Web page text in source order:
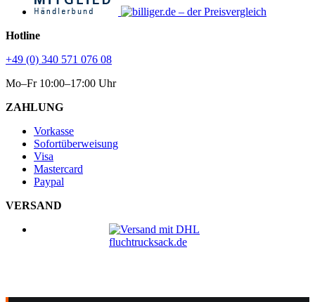
Hotline
+49 (0) 340 571 076 08
Mo–Fr 10:00–17:00 Uhr
ZAHLUNG
Vorkasse
Sofortüberweisung
Visa
Mastercard
Paypal
VERSAND